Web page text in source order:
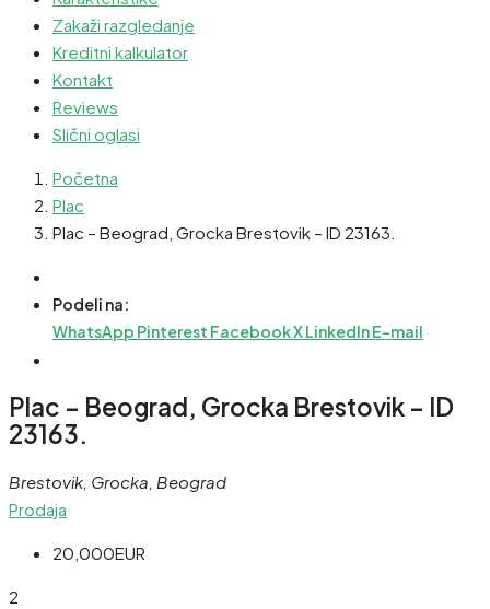
Zakaži razgledanje
Kreditni kalkulator
Kontakt
Reviews
Slični oglasi
Početna
Plac
Plac – Beograd, Grocka Brestovik – ID 23163.
Podeli na:
WhatsApp Pinterest FacebookXLinkedInE-mail
Plac – Beograd, Grocka Brestovik – ID
23163.
Brestovik, Grocka, Beograd
Prodaja
20,000EUR
2